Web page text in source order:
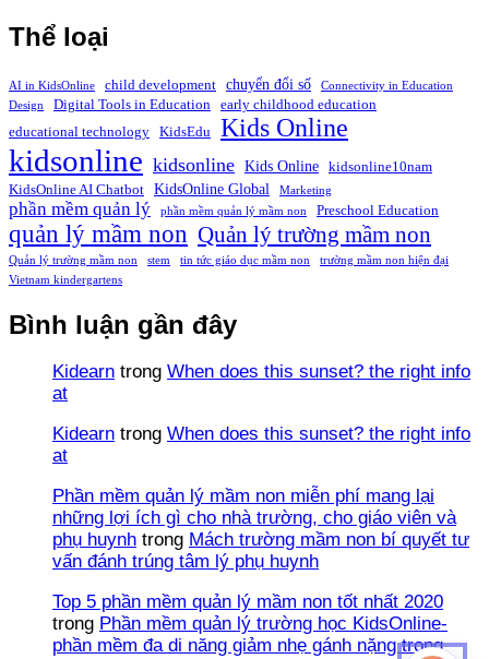
Thể loại
AI in KidsOnline child development chuyển đổi số
Connectivity in Education
Design
Digital Tools in Education
early childhood education
educational technology
KidsEdu Kids Online
kidsonline kidsonline Kids Online
kidsonline10nam
KidsOnline AI Chatbot
KidsOnline Global Marketing
phần mềm quản lý phần mềm quản lý mầm non Preschool Education
quản lý mầm non Quản lý trường mầm non
Quản lý trường mầm non stem tin tức giáo dục mầm non
trường mầm non hiện đại
Vietnam kindergartens
Bình luận gần đây
Kidearn trong When does this sunset? the right info
at
Kidearn trong When does this sunset? the right info
at
Phần mềm quản lý mầm non miễn phí mang lại
những lợi ích gì cho nhà trường, cho giáo viên và
phụ huynh trong Mách trường mầm non bí quyết tư
vấn đánh trúng tâm lý phụ huynh
Top 5 phần mềm quản lý mầm non tốt nhất 2020
trong Phần mềm quản lý trường học KidsOnline-
phần mềm đa di năng giảm nhẹ gánh nặng trong